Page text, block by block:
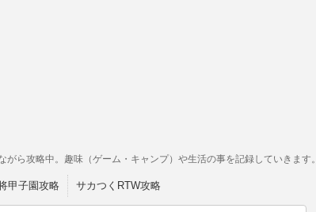
ら攻略中。趣味（ゲーム・キャンプ）や生活の事を記録していきます。
甲子園攻略 サカつくRTW攻略